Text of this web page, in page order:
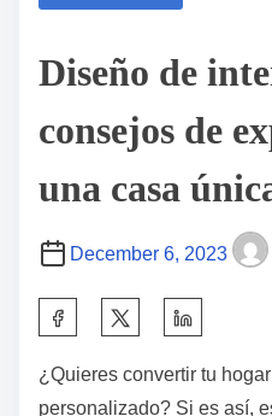
Diseño de
consejos de
una casa
December 6, 2023
¿Quieres convertir tu
personalizado? Si es así,